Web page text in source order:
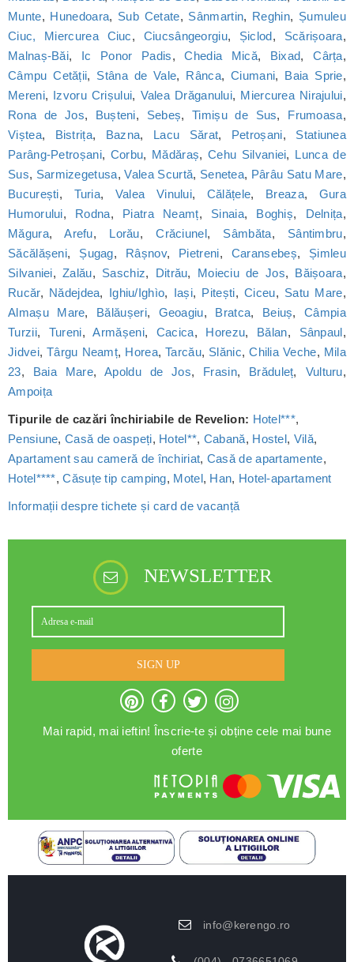
Munte, Hunedoara, Sub Cetate, Sânmartin, Reghin, Șumuleu
Ciuc, Miercurea Ciuc, Ciucsângeorgiu, Șiclod, Scărișoara,
Malnaș-Băi, Ic Ponor Padis,Chedia Mică, Bixad,Cârța,
Câmpu Cetății, Stâna de Vale, Rânca,Ciumani, Baia Sprie,
Mereni, Izvoru Crișului, Valea Drăganului, Miercurea Nirajului,
Rona de Jos, Bușteni, Sebeș, Timișu de Sus, Frumoasa,
Viștea, Bistrița, Bazna, Lacu Sărat, Petroșani, Statiunea
Parâng-Petroșani, Corbu, Mădăraș, Cehu Silvaniei, Lunca de
Sus, Sarmizegetusa,Valea Scurtă, Senetea, Pârâu Satu Mare,
București, Turia, Valea Vinului, Călățele, Breaza, Gura
Humorului, Rodna, Piatra Neamț, Sinaia, Boghiș, Delnița,
Măgura,Arefu, Lorău,Crăciunel, Sâmbăta, Sântimbru,
Săcălășeni, Șugag, Râșnov, Pietreni, Caransebeș, Șimleu
Silvaniei,Zalău, Saschiz, Ditrău, Moieciu de Jos, Băișoara,
Rucăr, Nădejdea, Ighiu/Ighìo, Iași, Pitești,Ciceu, Satu Mare,
Almașu Mare, Bălăușeri, Geoagiu, Bratca, Beiuș,Câmpia
Turzii, Tureni,Armășeni, Cacica, Horezu, Bălan, Sânpaul,
Jidvei,Târgu Neamț, Horea,Tarcău, Slănic,Chilia Veche, Mila
23, Baia Mare,Apoldu de Jos, Frasin, Brăduleț, Vulturu,
Ampoița
Tipurile de cazări închiriabile de Revelion: Hotel***,
Pensiune,Casă de oaspeți, Hotel**, Cabană, Hostel, Vilă,
Apartament sau cameră de închiriat, Casă de apartamente,
Hotel****,Căsuțe tip camping, Motel, Han, Hotel-apartament
Informații despre tichete și card de vacanță
NEWSLETTER
SIGN UP
Mai rapid, mai ieftin! Înscrie-te și obține cele mai bune
oferte
info@kerengo.ro